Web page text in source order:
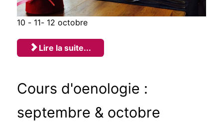
10 - 11- 12 octobre
Lire la suite...
Cours d'oenologie :
septembre & octobre